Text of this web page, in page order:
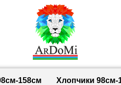
158см Хлопчики 98см-